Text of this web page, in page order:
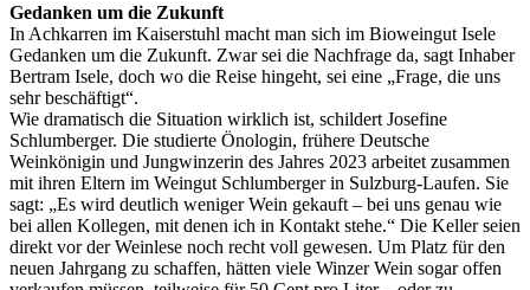
Gedanken um die Zukunft
In Achkarren im Kaiserstuhl macht man sich im Bioweingut Isele
Gedanken um die Zukunft. Zwar sei die Nachfrage da, sagt Inhaber
Bertram Isele, doch wo die Reise hingeht, sei eine „Frage, die uns
sehr beschäftigt“.
Wie dramatisch die Situation wirklich ist, schildert Josefine
Schlumberger. Die studierte Önologin, frühere Deutsche
Weinkönigin und Jungwinzerin des Jahres 2023 arbeitet zusammen
mit ihren Eltern im Weingut Schlumberger in Sulzburg-Laufen. Sie
sagt: „Es wird deutlich weniger Wein gekauft – bei uns genau wie
bei allen Kollegen, mit denen ich in Kontakt stehe.“ Die Keller seien
direkt vor der Weinlese noch recht voll gewesen. Um Platz für den
neuen Jahrgang zu schaffen, hätten viele Winzer Wein sogar offen